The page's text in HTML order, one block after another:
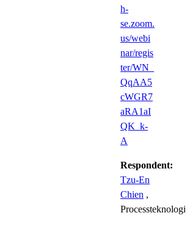
h-
se.zoom.
us/webi
nar/regis
ter/WN_
QqAA5
cWGR7
aRA1aI
QK_k-
A
Respondent:
Tzu-En
Chien ,
Processteknologi